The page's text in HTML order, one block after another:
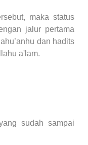
maka status
jalur pertama
dan hadits
a'lam.